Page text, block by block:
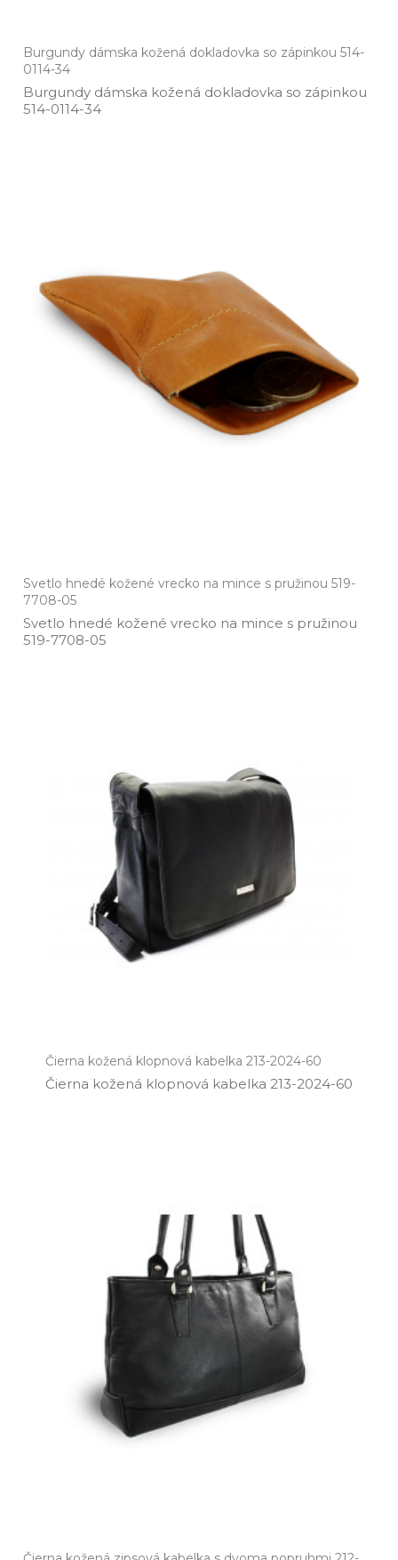
Burgundy dámska kožená dokladovka so zápinkou 514-
0114-34
Burgundy dámska kožená dokladovka so zápinkou
514­-0114­-34
Svetlo hnedé kožené vrecko na mince s pružinou 519-
7708-05
Svetlo hnedé kožené vrecko na mince s pružinou
519­-7708­-05
Čierna kožená klopnová kabelka 213-2024-60
Čierna kožená klopnová kabelka 213­-2024­-60